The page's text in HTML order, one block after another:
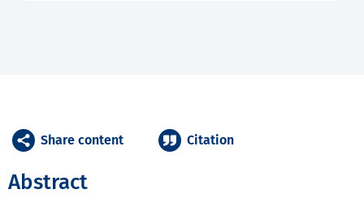
Abstract
Share content Citation